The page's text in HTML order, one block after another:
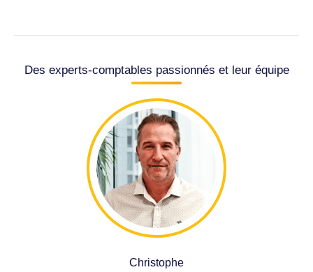
Des experts-comptables passionnés et leur équipe
Christophe